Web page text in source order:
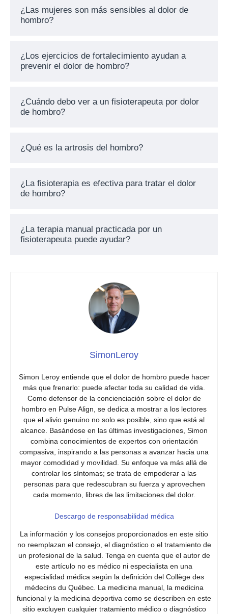
¿Las mujeres son más sensibles al dolor de
hombro?
¿Los ejercicios de fortalecimiento ayudan a
prevenir el dolor de hombro?
¿Cuándo debo ver a un fisioterapeuta por dolor
de hombro?
¿Qué es la artrosis del hombro?
¿La fisioterapia es efectiva para tratar el dolor
de hombro?
¿La terapia manual practicada por un
fisioterapeuta puede ayudar?
SimonLeroy
Simon Leroy entiende que el dolor de hombro puede hacer
más que frenarlo: puede afectar toda su calidad de vida.
Como defensor de la concienciación sobre el dolor de
hombro en Pulse Align, se dedica a mostrar a los lectores
que el alivio genuino no solo es posible, sino que está al
alcance. Basándose en las últimas investigaciones, Simon
combina conocimientos de expertos con orientación
compasiva, inspirando a las personas a avanzar hacia una
mayor comodidad y movilidad. Su enfoque va más allá de
controlar los síntomas; se trata de empoderar a las
personas para que redescubran su fuerza y ​​aprovechen
cada momento, libres de las limitaciones del dolor.
Descargo de responsabilidad médica
La información y los consejos proporcionados en este sitio
no reemplazan el consejo, el diagnóstico o el tratamiento de
un profesional de la salud. Tenga en cuenta que el autor de
este artículo no es médico ni especialista en una
especialidad médica según la definición del Collège des
médecins du Québec. La medicina manual, la medicina
funcional y la medicina deportiva como se describen en este
sitio excluyen cualquier tratamiento médico o diagnóstico